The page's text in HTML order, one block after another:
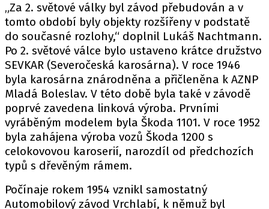
Máte příběh, fotku nebo video?
Pošlete e-mail na autoroad.cz
ETICKÝ KODEX
KONTAKT
VYDAVATEL
INZERCE
OSOBNÍ ÚDAJE / COOKIES
Provozovatelem serveru autoroad.cz je
„Za 2. světové války byl závod přebudován a v
tomto období byly objekty rozšířeny v podstatě
do současné rozlohy,“ doplnil Lukáš Nachtmann.
Po 2. světové válce bylo ustaveno krátce družstvo
SEVKAR (Severočeská karosárna). V roce 1946
byla karosárna znárodněna a přičleněna k AZNP
Mladá Boleslav. V této době byla také v závodě
poprvé zavedena linková výroba. Prvními
vyráběným modelem byla Škoda 1101. V roce 1952
byla zahájena výroba vozů Škoda 1200 s
celokovovou karoserií, narozdíl od předchozích
typů s dřevěným rámem.
Počínaje rokem 1954 vznikl samostatný
Automobilový závod Vrchlabí, k němuž byl